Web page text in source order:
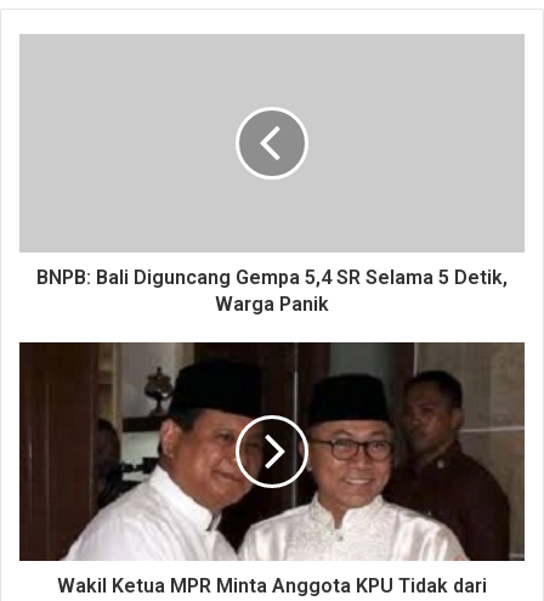
BNPB: Bali Diguncang Gempa 5,4 SR Selama 5 Detik,
Warga Panik
Wakil Ketua MPR Minta Anggota KPU Tidak dari